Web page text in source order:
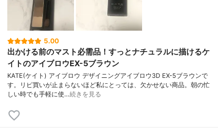
5.00
出かける前のマスト必需品！すっとナチュラルに描けるケ
イトのアイブロウEX-5ブラウン
KATE(ケイト) アイブロウ デザイニングアイブロウ3D EX-5ブラウンで
す。リピ買いが止まらないほど私にとっては、欠かせない商品。朝の忙
しい時でも手軽に使…続きを見る